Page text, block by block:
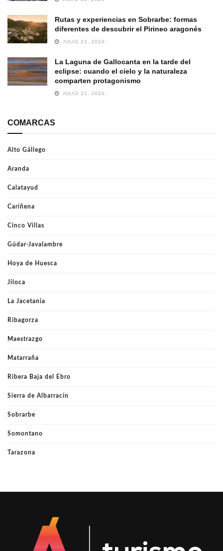
Rutas y experiencias en Sobrarbe: formas
diferentes de descubrir el Pirineo aragonés
JULIO 21, 2026
La Laguna de Gallocanta en la tarde del
eclipse: cuando el cielo y la naturaleza
comparten protagonismo
JULIO 21, 2026
COMARCAS
Alto Gállego
Aranda
Calatayud
Cariñena
Cinco Villas
Gúdar-Javalambre
Hoya de Huesca
Jiloca
La Jacetania
Ribagorza
Maestrazgo
Matarraña
Ribera Baja del Ebro
Sierra de Albarracín
Sobrarbe
Somontano
Tarazona